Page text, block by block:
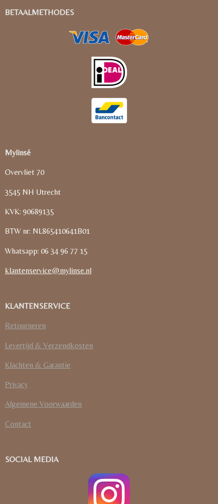
BETAALMETHODES
Mylinsé
Overvliet 70
3545 NH Utrecht
KVK: 90689135
BTW nr: NL865410641B01
Whatsapp: 06 34 96 77 15
klantenservice@mylinse.nl
KLANTENSERVICE
Retourneren
Levertijd & Verzendkosten
Klachten & Garantie
Privacy
Algemene Voorwaarden
Contact
SOCIAL MEDIA